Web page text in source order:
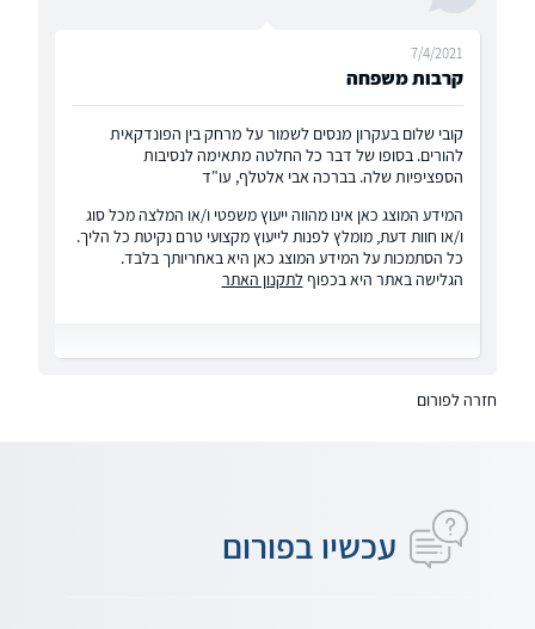
קרבות משפחה
7/4/2021
קובי שלום בעקרון מנסים לשמור על מרחק בין הפונדקאית
להורים. בסופו של דבר כל החלטה מתאימה לנסיבות
הספציפיות שלה. בברכה אבי אלטלף, עו"ד
המידע המוצג כאן אינו מהווה ייעוץ משפטי ו/או המלצה מכל סוג
ו/או חוות דעת, מומלץ לפנות לייעוץ מקצועי טרם נקיטת כל הליך.
כל הסתמכות על המידע המוצג כאן היא באחריותך בלבד.
הגלישה באתר היא בכפוף לתקנון האתר
חזרה לפורום
עכשיו בפורום